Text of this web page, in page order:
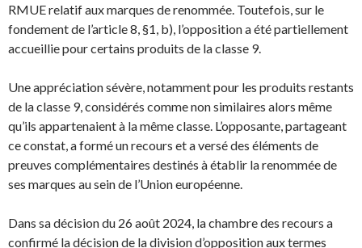
RMUE relatif aux marques de renommée. Toutefois, sur le
fondement de l’article 8, §1, b), l’opposition a été partiellement
accueillie pour certains produits de la classe 9.
Une appréciation sévère, notamment pour les produits restants
de la classe 9, considérés comme non similaires alors même
qu’ils appartenaient à la même classe. L’opposante, partageant
ce constat, a formé un recours et a versé des éléments de
preuves complémentaires destinés à établir la renommée de
ses marques au sein de l’Union européenne.
Dans sa décision du 26 août 2024, la chambre des recours a
confirmé la décision de la division d’opposition aux termes